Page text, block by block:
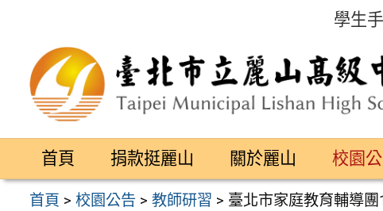
區
學生
首頁 捐款挺麗山 關於麗山 校園
首頁 >校園公告 >教師研習 > 臺北市家庭教育輔導